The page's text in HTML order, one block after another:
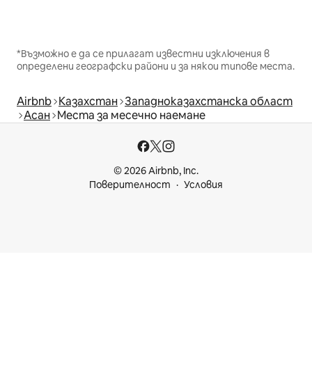
*Възможно е да се прилагат известни изключения в
определени географски райони и за някои типове места.
Airbnb Казахстан Западноказахстанска област
Асан Места за месечно наемане
© 2026 Airbnb, Inc.
Поверителност
Условия